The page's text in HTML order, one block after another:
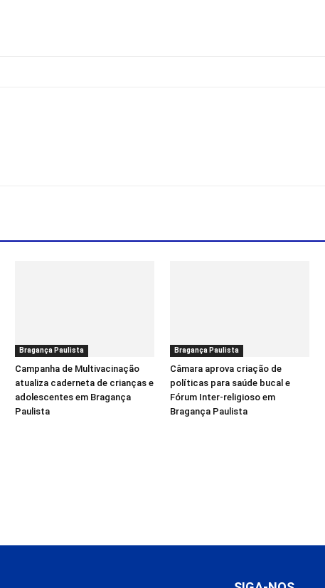
Bragança Paulista
Campanha de Multivacinação
atualiza caderneta de crianças e
adolescentes em Bragança
Paulista
Bragança Paulista
Câmara aprova criação de
políticas para saúde bucal e
Fórum Inter-religioso em
Bragança Paulista